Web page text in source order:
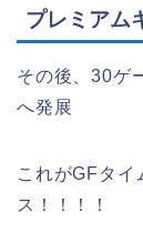
プレミアム
その後、30ゲ
へ発展
これがGFタイ
ス！！！！